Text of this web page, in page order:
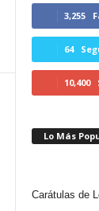
3,255
64
10,400
Lo Más
Carátulas de